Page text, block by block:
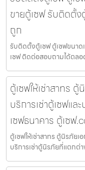
ขายตู้เซฟ รับติดตั้
ถูก
รับติดตั้งตู้เซฟ ตู้เซฟขนาด
เซฟ ติดต่อสอบถามได้ตล
ตู้เซฟให้เช่าสาทร
บริการเช่าตู้เซฟแ
เซฟธนาคาร ตู้เซฟ
ตู้เซฟให้เช่าสาทร ตู้นิรภัยเ
บริการเช่าตู้นิรภัยที่แตกต่